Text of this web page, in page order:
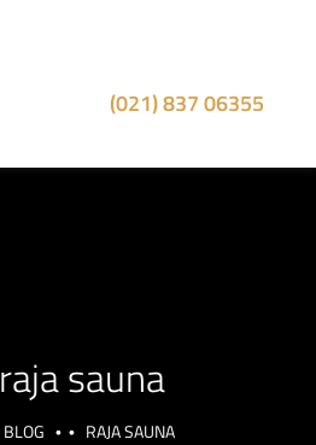
(021) 837 06355
raja sauna
BLOG RAJA SAUNA